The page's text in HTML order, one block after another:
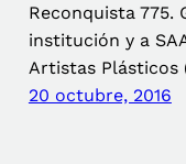
Reconquista 775.
institución y a
Artistas Plásticos
20 octubre, 2016